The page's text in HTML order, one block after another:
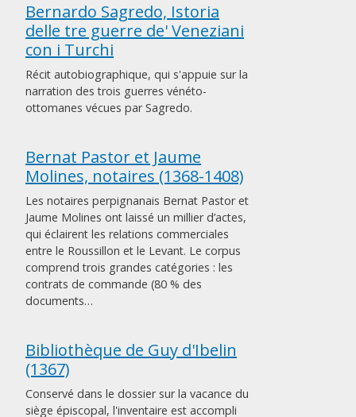
Bernardo Sagredo, Istoria
delle tre guerre de' Veneziani
con i Turchi
Récit autobiographique, qui s'appuie sur la
narration des trois guerres vénéto-
ottomanes vécues par Sagredo.
Bernat Pastor et Jaume
Molines, notaires (1368-1408)
Les notaires perpignanais Bernat Pastor et
Jaume Molines ont laissé un millier d’actes,
qui éclairent les relations commerciales
entre le Roussillon et le Levant. Le corpus
comprend trois grandes catégories : les
contrats de commande (80 % des
documents…
Bibliothèque de Guy d'Ibelin
(1367)
Conservé dans le dossier sur la vacance du
siège épiscopal, l'inventaire est accompli